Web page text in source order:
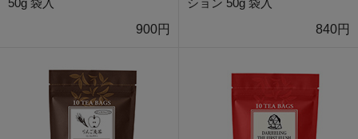
50g 袋入
900円
ション 50g 袋入
840円